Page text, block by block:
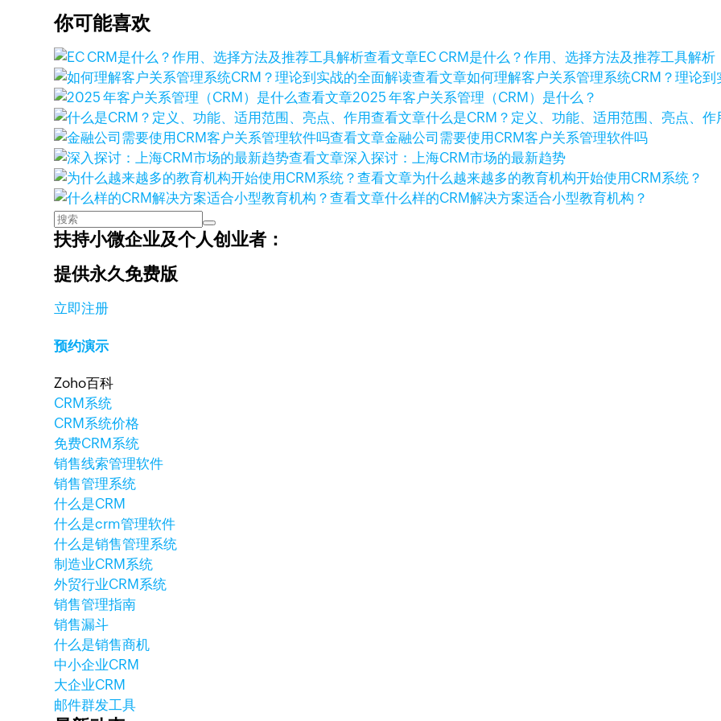
你可能喜欢
查看文章EC CRM是什么？作用、选择方法及推荐工具解析
查看文章如何理解客户关系管理系统CRM？理论
查看文章2025 年客户关系管理（CRM）是什么？
查看文章什么是CRM？定义、功能、适用范围、亮点、作
查看文章金融公司需要使用CRM客户关系管理软件吗
查看文章深入探讨：上海CRM市场的最新趋势
查看文章为什么越来越多的教育机构开始使用CRM系统？
查看文章什么样的CRM解决方案适合小型教育机构？
扶持小微企业及个人创业者：
提供永久免费版
立即注册
预约演示
Zoho百科
CRM系统
CRM系统价格
免费CRM系统
销售线索管理软件
销售管理系统
什么是CRM
什么是crm管理软件
什么是销售管理系统
制造业CRM系统
外贸行业CRM系统
销售管理指南
销售漏斗
什么是销售商机
中小企业CRM
大企业CRM
邮件群发工具